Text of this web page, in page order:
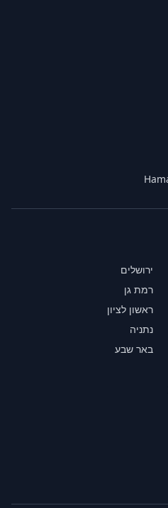
ירושלים
רמת גן
ראשון לציון
נתניה
באר שבע